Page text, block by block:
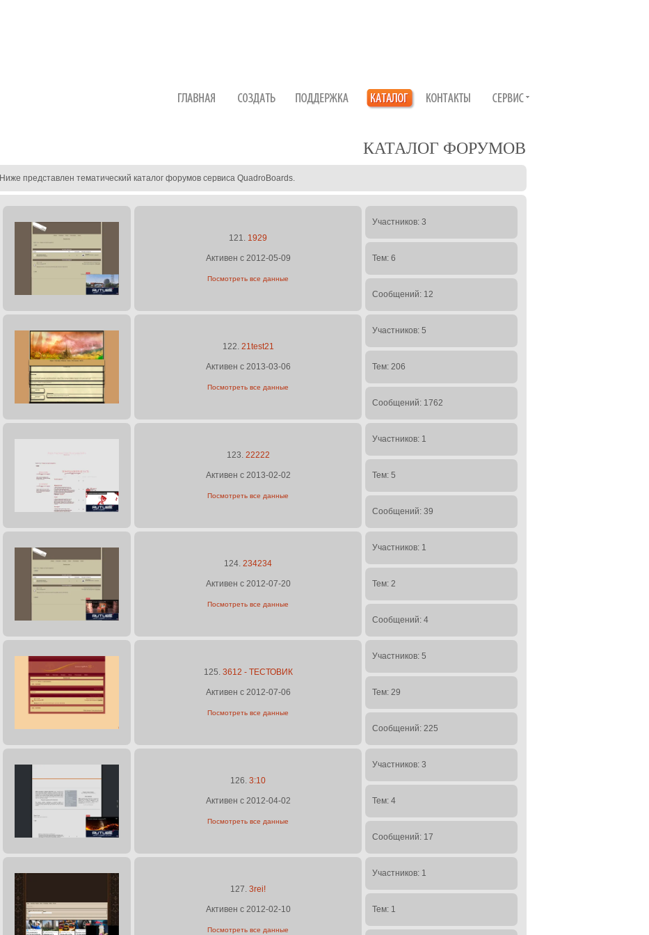
КАТАЛОГ ФОРУМОВ
Ниже представлен тематический каталог форумов сервиса QuadroBoards.
121. 1929
Активен с 2012-05-09
Посмотреть все данные
Участников: 3
Тем: 6
Сообщений: 12
122. 21test21
Активен с 2013-03-06
Посмотреть все данные
Участников: 5
Тем: 206
Сообщений: 1762
123. 22222
Активен с 2013-02-02
Посмотреть все данные
Участников: 1
Тем: 5
Сообщений: 39
124. 234234
Активен с 2012-07-20
Посмотреть все данные
Участников: 1
Тем: 2
Сообщений: 4
125. 3612 - ТЕСТОВИК
Активен с 2012-07-06
Посмотреть все данные
Участников: 5
Тем: 29
Сообщений: 225
126. 3:10
Активен с 2012-04-02
Посмотреть все данные
Участников: 3
Тем: 4
Сообщений: 17
127. 3rei!
Активен с 2012-02-10
Посмотреть все данные
Участников: 1
Тем: 1